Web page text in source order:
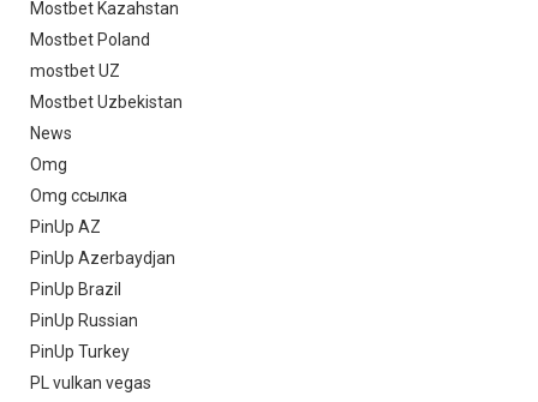
Mostbet Kazahstan
Mostbet Poland
mostbet UZ
Mostbet Uzbekistan
News
Omg
Omg ссылка
PinUp AZ
PinUp Azerbaydjan
PinUp Brazil
PinUp Russian
PinUp Turkey
PL vulkan vegas